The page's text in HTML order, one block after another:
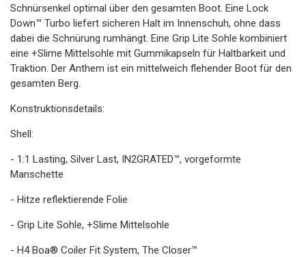
Schnürsenkel optimal über den gesamten Boot. Eine Lock
Down™ Turbo liefert sicheren Halt im Innenschuh, ohne dass
dabei die Schnürung rumhängt. Eine Grip Lite Sohle kombiniert
eine +Slime Mittelsohle mit Gummikapseln für Haltbarkeit und
Traktion. Der Anthem ist ein mittelweich flehender Boot für den
gesamten Berg.
Konstruktionsdetails:
Shell:
- 1:1 Lasting, Silver Last, IN2GRATED™, vorgeformte
Manschette
- Hitze reflektierende Folie
- Grip Lite Sohle, +Slime Mittelsohle
- H4 Boa® Coiler Fit System, The Closer™